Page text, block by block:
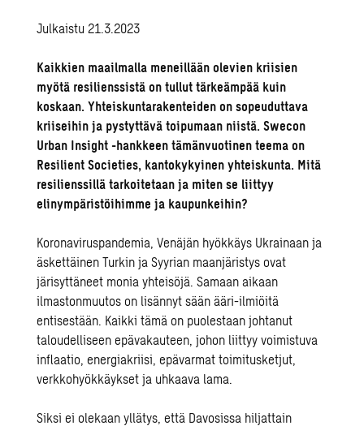
Julkaistu 21.3.2023
Kaikkien maailmalla meneillään olevien kriisien
myötä resilienssistä on tullut tärkeämpää kuin
koskaan. Yhteiskuntarakenteiden on sopeuduttava
kriiseihin ja pystyttävä toipumaan niistä. Swecon
Urban Insight -hankkeen tämänvuotinen teema on
Resilient Societies, kantokykyinen yhteiskunta. Mitä
resilienssillä tarkoitetaan ja miten se liittyy
elinympäristöihimme ja kaupunkeihin?
Koronaviruspandemia, Venäjän hyökkäys Ukrainaan ja
äskettäinen Turkin ja Syyrian maanjäristys ovat
järisyttäneet monia yhteisöjä. Samaan aikaan
ilmastonmuutos on lisännyt sään ääri-ilmiöitä
entisestään. Kaikki tämä on puolestaan johtanut
taloudelliseen epävakauteen, johon liittyy voimistuva
inflaatio, energiakriisi, epävarmat toimitusketjut,
verkkohyökkäykset ja uhkaava lama.
Siksi ei olekaan yllätys, että Davosissa hiljattain